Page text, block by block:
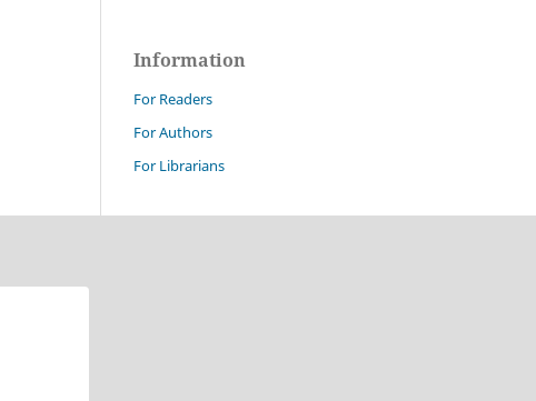
Information
For Readers
For Authors
For Librarians